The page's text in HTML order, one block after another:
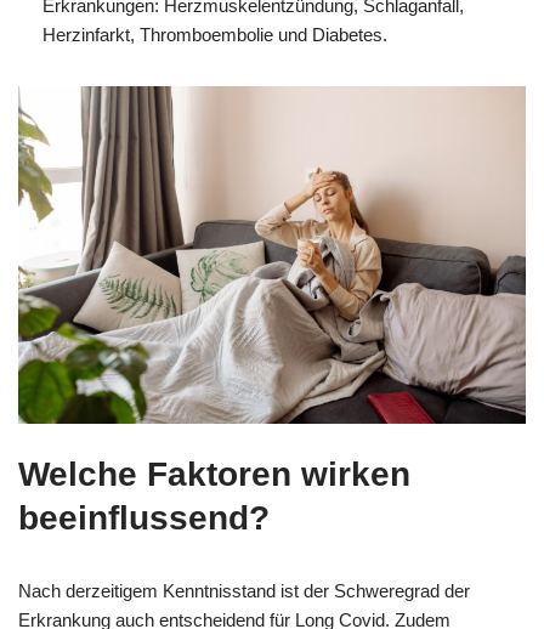
Erkrankungen: Herzmuskelentzündung, Schlaganfall,
Herzinfarkt, Thromboembolie und Diabetes.
Welche Faktoren wirken
beeinflussend?
Nach derzeitigem Kenntnisstand ist der Schweregrad der
Erkrankung auch entscheidend für Long Covid. Zudem